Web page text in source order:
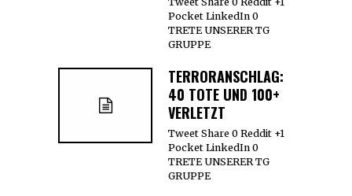
Pocket LinkedIn 0
TRETE UNSERER TG
GRUPPE
TERRORANSCHLAG:
40 TOTE UND 100+
VERLETZT
Tweet Share 0 Reddit +1
Pocket LinkedIn 0
TRETE UNSERER TG
GRUPPE